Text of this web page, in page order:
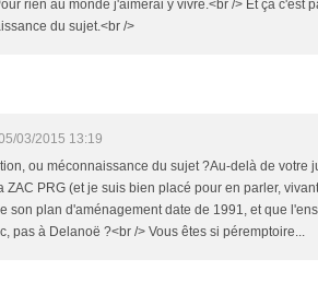
rien au monde j'aimerai y vivre.<br /> Et ça c'est
du sujet.<br />
03/2015 13:19
ou méconnaissance du sujet ?Au-delà de votre
ZAC PRG (et je suis bien placé pour en parler,
son plan d'aménagement date de 1991, et que
pas à Delanoë ?<br /> Vous êtes si péremptoire...